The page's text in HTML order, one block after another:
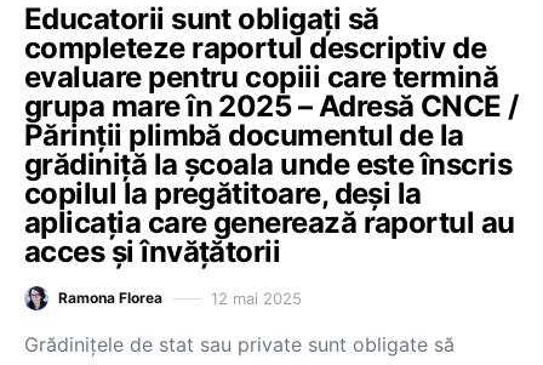
Educatorii sunt obligați să
completeze raportul descriptiv de
evaluare pentru copiii care termină
grupa mare în 2025 – Adresă CNCE /
Părinții plimbă documentul de la
grădiniță la școala unde este înscris
copilul la pregătitoare, deși la
aplicația care generează raportul au
acces și învățătorii
Ramona Florea 12 mai 2025
Grădinițele de stat sau private sunt obligate să